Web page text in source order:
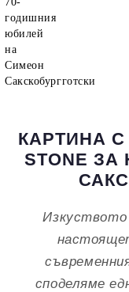
КАРТИНА С
STONE
споделяме